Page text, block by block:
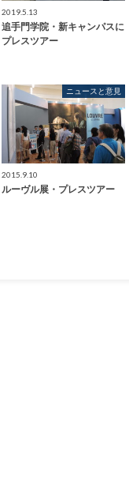
2019.5.13
追手門学院・新キャンパスに
プレスツアー
ニュースと意見
2015.9.10
ルーヴル展・プレスツアー